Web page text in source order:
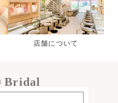
店舗について
Bridal